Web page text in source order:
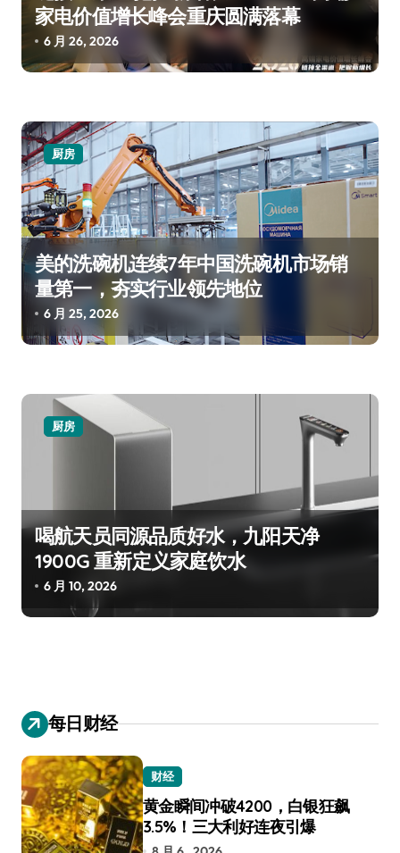
家电价值增长峰会重庆圆满落幕
6 月 26, 2026
厨房
美的洗碗机连续7年中国洗碗机市场销
量第一，夯实行业领先地位
6 月 25, 2026
厨房
喝航天员同源品质好水，九阳天净
1900G 重新定义家庭饮水
6 月 10, 2026
每日财经
财经
黄金瞬间冲破4200，白银狂飙
3.5%！三大利好连夜引爆